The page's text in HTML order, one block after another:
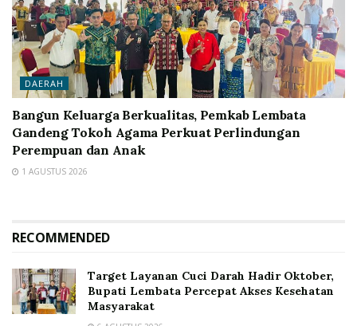
DAERAH
Bangun Keluarga Berkualitas, Pemkab Lembata
Gandeng Tokoh Agama Perkuat Perlindungan
Perempuan dan Anak
1 AGUSTUS 2026
RECOMMENDED
Target Layanan Cuci Darah Hadir Oktober,
Bupati Lembata Percepat Akses Kesehatan
Masyarakat